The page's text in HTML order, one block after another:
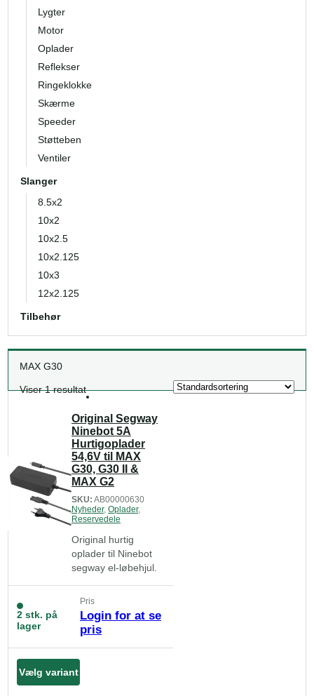
Lygter
Motor
Oplader
Reflekser
Ringeklokke
Skærme
Speeder
Støtteben
Ventiler
Slanger
8.5x2
10x2
10x2.5
10x2.125
10x3
12x2.125
Tilbehør
MAX G30
Viser 1 resultat
Original Segway
Ninebot 5A
Hurtigoplader
54,6V til MAX
G30, G30 II &
MAX G2
SKU: AB00000630
Nyheder, Oplader,
Reservedele
Original hurtig
oplader til Ninebot
segway el-løbehjul.
2 stk. på
lager
Pris
Login for at se
pris
Vælg variant